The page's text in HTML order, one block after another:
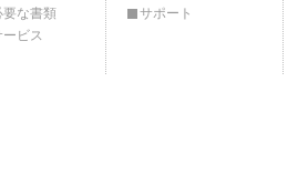
な書類
ビス
サポート